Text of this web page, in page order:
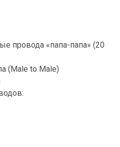
провода «папа-папа» (20
(Male to Male)